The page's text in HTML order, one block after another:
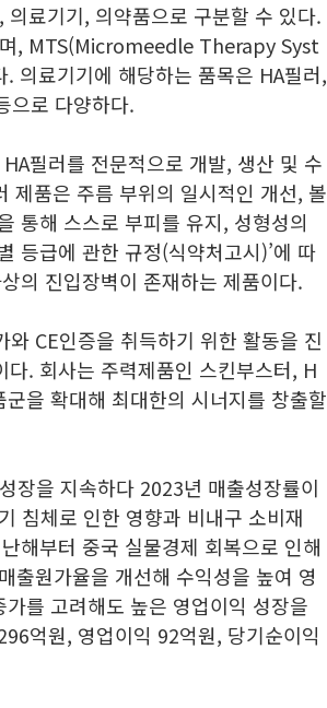
료기기, 의약품으로 구분할 수 있다.
, MTS(Micromeedle Therapy Syst
의료기기에 해당하는 품목은 HA필러,
으로 다양하다.
필러를 전문적으로 개발, 생산 및 수
제품은 주름 부위의 일시적인 개선, 볼
통해 스스로 부피를 유지, 성형성의
등급에 관한 규정(식약처고시)’에 따
의 진입장벽이 존재하는 제품이다.
CE인증을 취득하기 위한 활동을 진
. 회사는 주력제품인 스킨부스터, H
을 확대해 최대한의 시너지를 창출할
장을 지속하다 2023년 매출성장률이
침체로 인한 영향과 비내구 소비재
해부터 중국 실물경제 회복으로 인해
출원가율을 개선해 수익성을 높여 영
를 고려해도 높은 영업이익 성장을
억원, 영업이익 92억원, 당기순이익